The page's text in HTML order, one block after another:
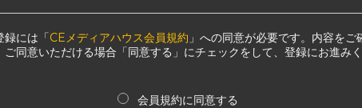
録には「CEメディアハウス会員規約 」への同意が必要です。内容をご
ご同意いただける場合「同意する」にチェックをして、登録にお進み
会員規約に同意する